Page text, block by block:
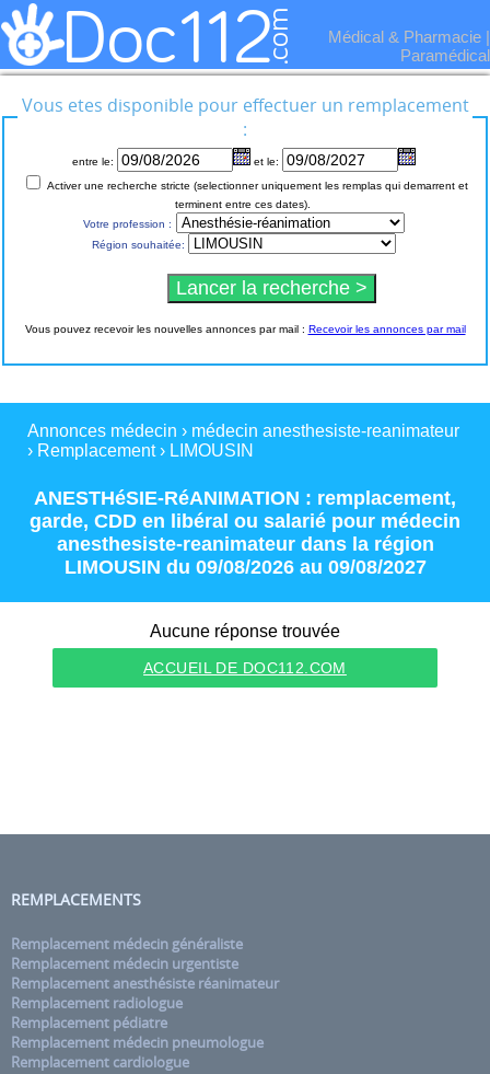
Médical & Pharmacie |
Paramédical
Vous etes disponible pour effectuer un remplacement
:
entre le:
et le:
terminent entre ces dates).
Votre profession :
Région souhaitée:
Vous pouvez recevoir les nouvelles annonces par mail : Recevoir les annonces par mail
Annonces médecin › médecin anesthesiste-reanimateur
› Remplacement › LIMOUSIN
ANESTHéSIE-RéANIMATION : remplacement,
garde, CDD en libéral ou salarié pour médecin
anesthesiste-reanimateurdans la région
LIMOUSIN du 09/08/2026 au 09/08/2027
Aucune réponse trouvée
ACCUEIL DE DOC112.COM
REMPLACEMENTS
Remplacement médecin généraliste
Remplacement médecin urgentiste
Remplacement anesthésiste réanimateur
Remplacement radiologue
Remplacement pédiatre
Remplacement médecin pneumologue
Remplacement cardiologue